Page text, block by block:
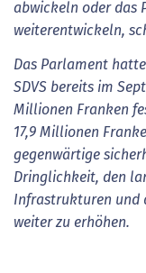
abwickeln oder das
weiterentwickeln,
Das Parlament
SDVS bereits im
Millionen Franken
17,9 Millionen
gegenwärtige
Dringlichkeit, den
Infrastrukturen und
weiter zu erhöhen.